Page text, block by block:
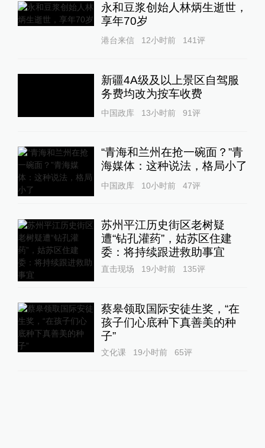
永和豆浆创始人林炳生逝世，
享年70岁
港台来信 12小时前 141评
新疆4A级及以上景区自驾服
务费均改为按车收费
中国政库 13小时前 91评
“青海和兰州在抢一碗面？”青
海媒体：这种说法，格局小了
中国政库 10小时前 47评
苏州平江历史街区老树疑
遭“钻孔灌药”，姑苏区住建
委：将持续跟进救助事宜
直击现场 19小时前 135评
蔡皋领取国际安徒生奖，“在
孩子们心底种下真善美的种
子”
文化课 19小时前 65评